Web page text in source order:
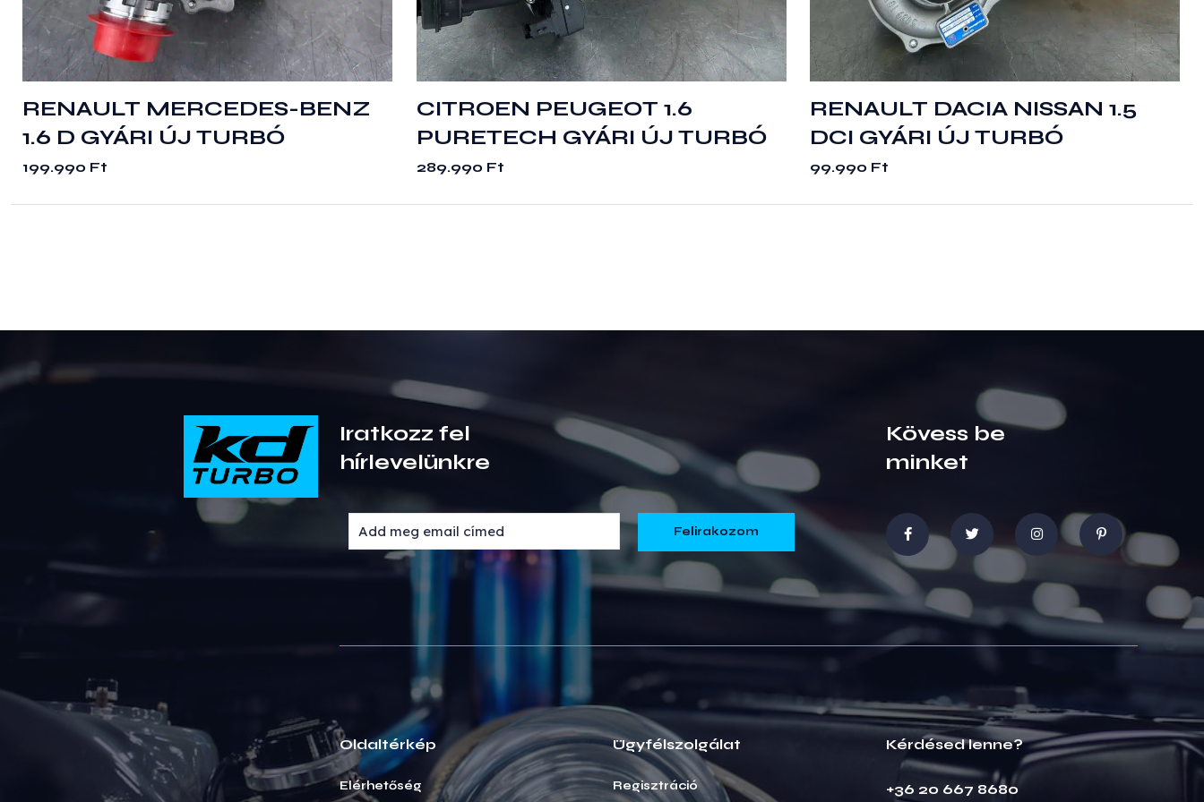
RENAULT MERCEDES-BENZ
1.6 D GYÁRI ÚJ TURBÓ
199.990 Ft
CITROEN PEUGEOT 1.6
PURETECH GYÁRI ÚJ TURBÓ
289.990 Ft
RENAULT DACIA NISSAN 1.5
DCI GYÁRI ÚJ TURBÓ
99.990 Ft
Iratkozz fel
hírlevelünkre
Kövess be
minket
Oldaltérkép
Elérhetőség
Ügyfélszolgálat
Regisztráció
Kérdésed lenne?
+36 20 667 8680